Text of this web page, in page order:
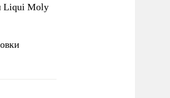
Liqui Moly